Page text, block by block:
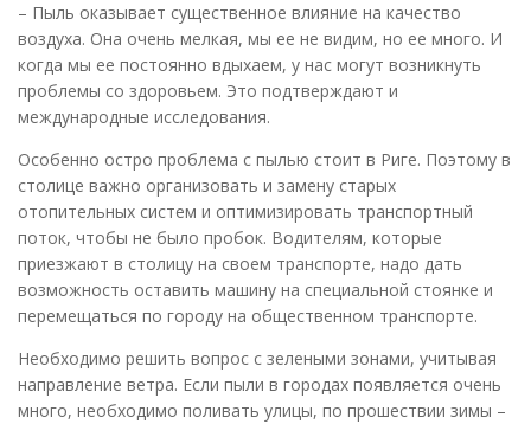
– Пыль оказывает существенное влияние на качество
воздуха. Она очень мелкая, мы ее не видим, но ее много. И
когда мы ее постоянно вдыхаем, у нас могут возникнуть
проблемы со здоровьем. Это подтверждают и
международные исследования.
Особенно остро проблема с пылью стоит в Риге. Поэтому в
столице важно организовать и замену старых
отопительных систем и оптимизировать транспортный
поток, чтобы не было пробок. Водителям, которые
приезжают в столицу на своем транспорте, надо дать
возможность оставить машину на специальной стоянке и
перемещаться по городу на общественном транспорте.
Необходимо решить вопрос с зелеными зонами, учитывая
направление ветра. Если пыли в городах появляется очень
много, необходимо поливать улицы, по прошествии зимы –